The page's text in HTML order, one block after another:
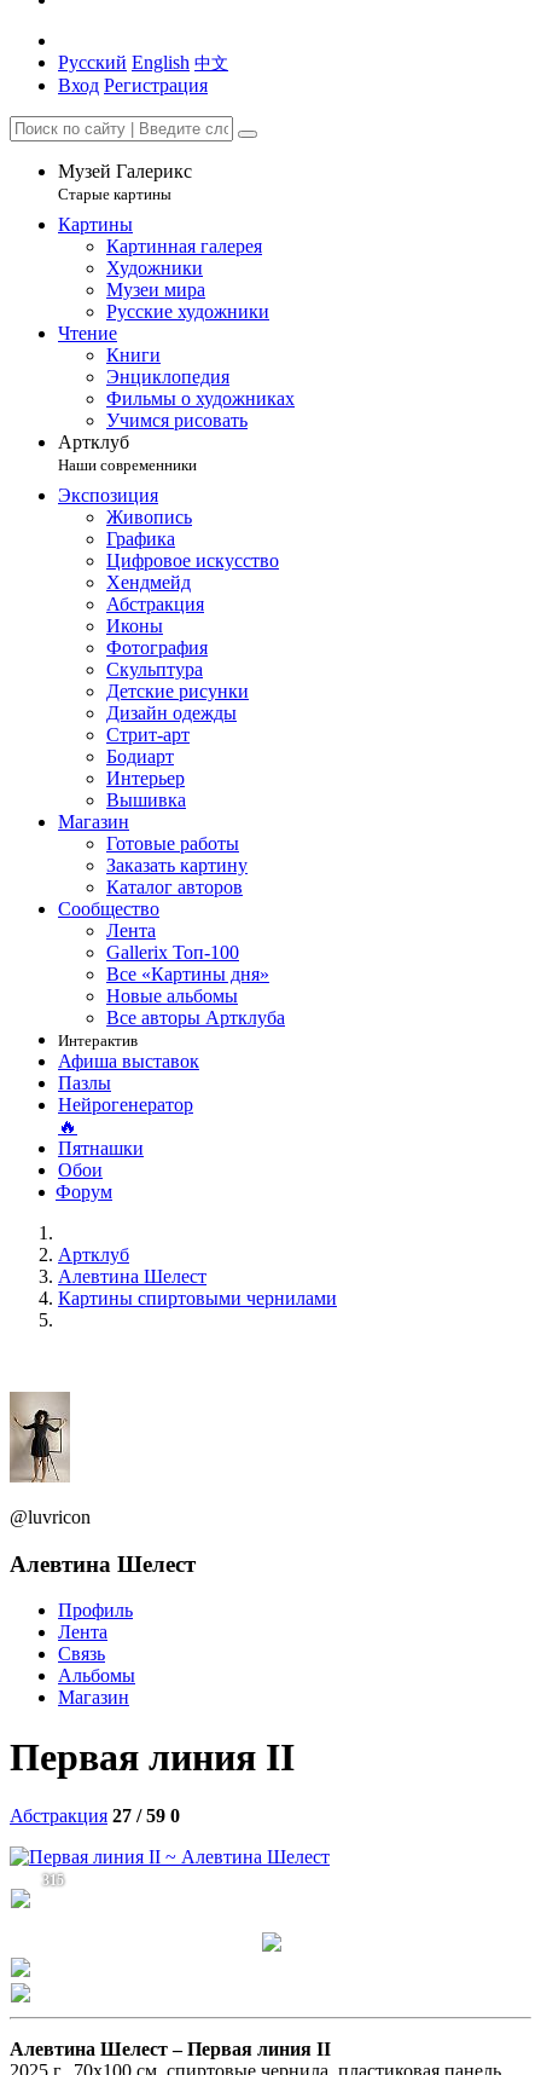
Русский English 中文
Вход Регистрация
Музей Галерикс
Старые картины
Картины
Картинная галерея
Художники
Музеи мира
Русские художники
Чтение
Книги
Энциклопедия
Фильмы о художниках
Учимся рисовать
Артклуб
Наши современники
Экспозиция
Живопись
Графика
Цифровое искусство
Хендмейд
Абстракция
Иконы
Фотография
Скульптура
Детские рисунки
Дизайн одежды
Стрит-арт
Бодиарт
Интерьер
Вышивка
Магазин
Готовые работы
Заказать картину
Каталог авторов
Сообщество
Лента
Gallerix Топ-100
Все «Картины дня»
Новые альбомы
Все авторы Артклуба
Интерактив
Афиша выставок
Пазлы
Нейрогенератор
🔥
Пятнашки
Обои
Форум
Артклуб
Алевтина Шелест
Картины спиртовыми чернилами
@luvricon
Алевтина Шелест
Профиль
Лента
Связь
Альбомы
Магазин
Первая линия II
Абстракция 27 / 59 0
315
Алевтина Шелест –Первая линия II